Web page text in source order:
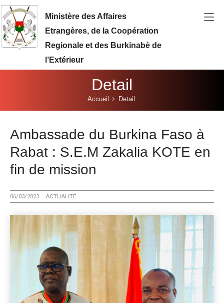
Aller au contenu principal
Ministère des Affaires
Etrangères, de la Coopération
Regionale et des Burkinabè de
l’Extérieur
Detail
Accueil Detail
Ambassade du Burkina Faso à
Rabat : S.E.M Zakalia KOTE en
fin de mission
06/03/2023 ACTUALITÉ